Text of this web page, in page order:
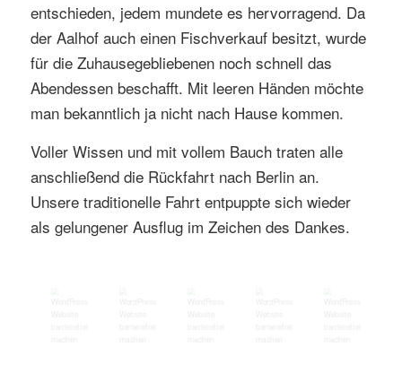
entschieden, jedem mundete es hervorragend. Da
der Aalhof auch einen Fischverkauf besitzt, wurde
für die Zuhausegebliebenen noch schnell das
Abendessen beschafft. Mit leeren Händen möchte
man bekanntlich ja nicht nach Hause kommen.
Voller Wissen und mit vollem Bauch traten alle
anschließend die Rückfahrt nach Berlin an.
Unsere traditionelle Fahrt entpuppte sich wieder
als gelungener Ausflug im Zeichen des Dankes.